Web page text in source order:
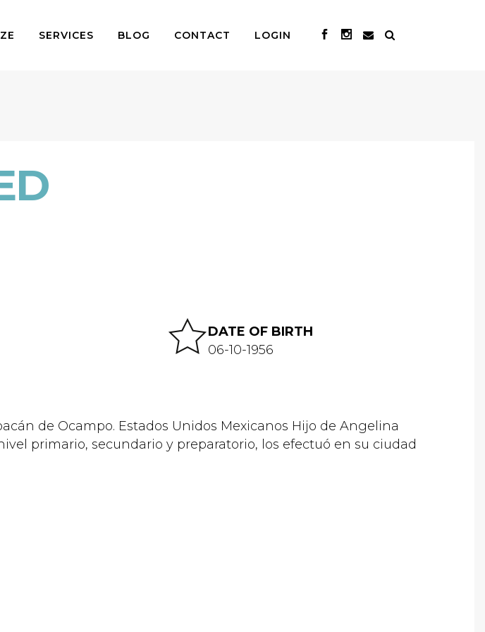
SERVICES BLOG CONTACT LOGIN
DATE OF BIRTH
06-10-1956
de Ocampo. Estados Unidos Mexicanos Hijo de Angelina
primario, secundario y preparatorio, los efectuó en su ciudad